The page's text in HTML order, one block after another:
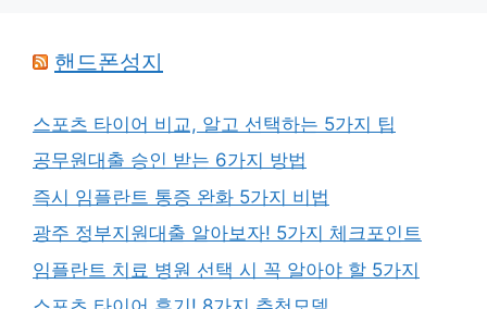
핸드폰성지
스포츠 타이어 비교, 알고 선택하는 5가지 팁
공무원대출 승인 받는 6가지 방법
즉시 임플란트 통증 완화 5가지 비법
광주 정부지원대출 알아보자! 5가지 체크포인트
임플란트 치료 병원 선택 시 꼭 알아야 할 5가지